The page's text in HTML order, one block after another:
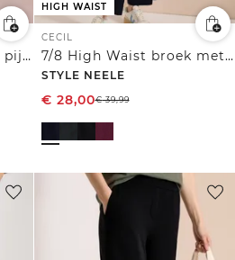
7/8 Broeken met wijde pijpen
HIGH WAIST
CECIL
7/8 High Waist broek met wijde pijpen in Loose Fit
STYLE NEELE
€ 28,00€39,99